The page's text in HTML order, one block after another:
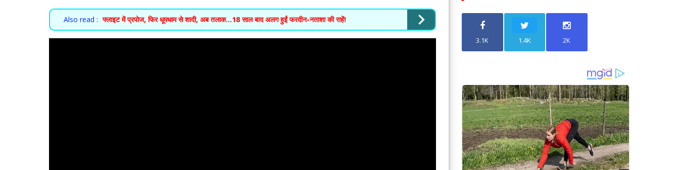
Also read : फ्लाइट में प्रपोज, फिर धूमधाम से शादी, अब तलाक…18 साल बाद अलग हुईं फरदीन-नताशा की राहें!
3.1K 1.4K 2K